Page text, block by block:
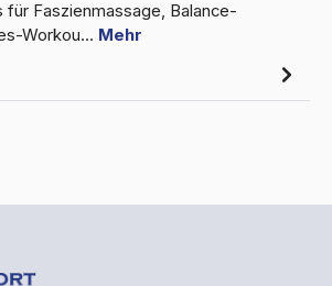
für Faszienmassage, Balance-
Workou… Mehr